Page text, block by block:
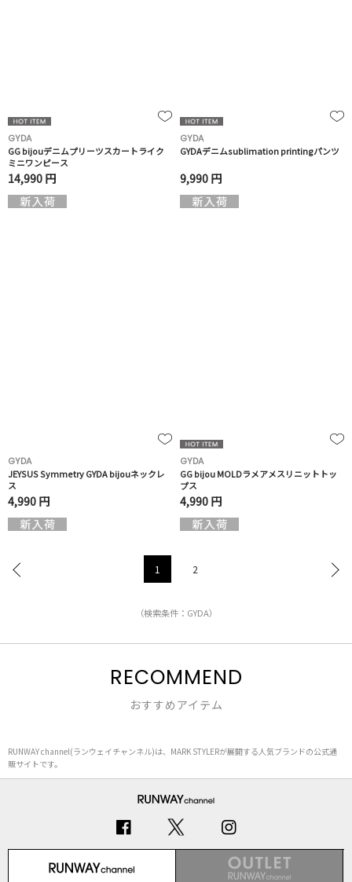
GYDA
GG bijouデニムプリーツスカートライク
ミニワンピース
14,990 円
GYDA
GYDAデニムsublimation printingパンツ
9,990 円
GYDA
JEYSUS Symmetry GYDA bijouネックレ
ス
4,990 円
GYDA
GG bijou MOLDラメアメスリニットトッ
プス
4,990 円
1 2
（検索条件：GYDA）
RECOMMEND
おすすめアイテム
RUNWAY channel(ランウェイチャンネル)は、MARK STYLERが展開する人気ブランドの公式通
販サイトです。